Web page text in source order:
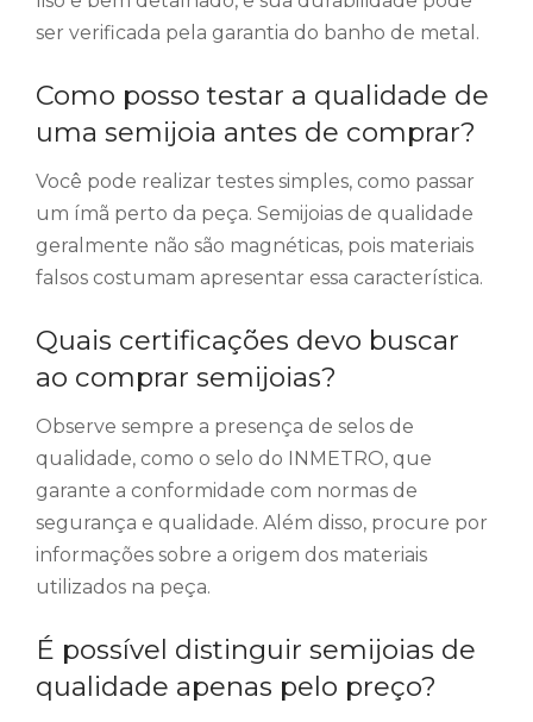
ser verificada pela garantia do banho de metal.
Como posso testar a qualidade de
uma semijoia antes de comprar?
Você pode realizar testes simples, como passar
um ímã perto da peça. Semijoias de qualidade
geralmente não são magnéticas, pois materiais
falsos costumam apresentar essa característica.
Quais certificações devo buscar
ao comprar semijoias?
Observe sempre a presença de selos de
qualidade, como o selo do INMETRO, que
garante a conformidade com normas de
segurança e qualidade. Além disso, procure por
informações sobre a origem dos materiais
utilizados na peça.
É possível distinguir semijoias de
qualidade apenas pelo preço?